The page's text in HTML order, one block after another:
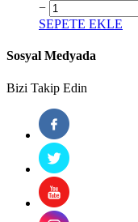
−
SEPETE EKLE
Sosyal Medyada
Bizi Takip Edin